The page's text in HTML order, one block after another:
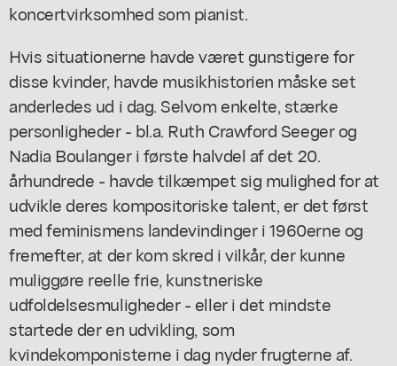
koncertvirksomhed som pianist.
Hvis situationerne havde været gunstigere for
disse kvinder, havde musikhistorien måske set
anderledes ud i dag. Selvom enkelte, stærke
personligheder - bl.a. Ruth Crawford Seeger og
Nadia Boulanger i første halvdel af det 20.
århundrede - havde tilkæmpet sig mulighed for at
udvikle deres kompositoriske talent, er det først
med feminismens landevindinger i 1960erne og
fremefter, at der kom skred i vilkår, der kunne
muliggøre reelle frie, kunstneriske
udfoldelsesmuligheder - eller i det mindste
startede der en udvikling, som
kvindekomponisterne i dag nyder frugterne af.